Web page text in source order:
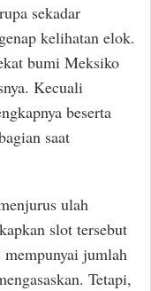
sekadar
kelihatan elok.
bumi Meksiko
Kecuali
beserta
saat
ulah
slot tersebut
mempunyai jumlah
Tetapi,